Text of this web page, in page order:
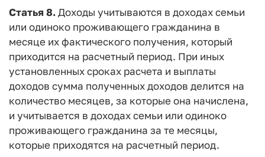
Статья 8.Доходы учитываются в доходах семьи
или одиноко проживающего гражданина в
месяце их фактического получения, который
приходится на расчетный период. При иных
установленных сроках расчета и выплаты
доходов сумма полученных доходов делится на
количество месяцев, за которые она начислена,
и учитывается в доходах семьи или одиноко
проживающего гражданина за те месяцы,
которые приходятся на расчетный период.